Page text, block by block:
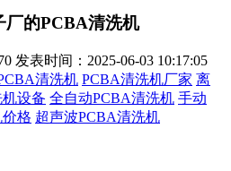
厂的PCBA清洗机
发表时间：2025-06-03 10:17:05
清洗机 PCBA清洗机厂家 离
设备 全自动PCBA清洗机 手动
格 超声波PCBA清洗机